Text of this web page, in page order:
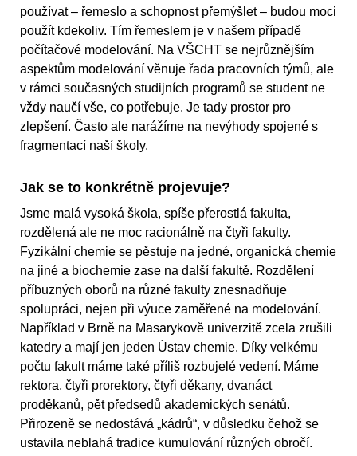
používat – řemeslo a schopnost přemýšlet – budou moci
použít kdekoliv. Tím řemeslem je v našem případě
počítačové modelování. Na VŠCHT se nejrůznějším
aspektům modelování věnuje řada pracovních týmů, ale
v rámci současných studijních programů se student ne
vždy naučí vše, co potřebuje. Je tady prostor pro
zlepšení. Často ale narážíme na nevýhody spojené s
fragmentací naší školy.
Jak se to konkrétně projevuje?
Jsme malá vysoká škola, spíše přerostlá fakulta,
rozdělená ale ne moc racionálně na čtyři fakulty.
Fyzikální chemie se pěstuje na jedné, organická chemie
na jiné a biochemie zase na další fakultě. Rozdělení
příbuzných oborů na různé fakulty znesnadňuje
spolupráci, nejen při výuce zaměřené na modelování.
Například v Brně na Masarykově univerzitě zcela zrušili
katedry a mají jen jeden Ústav chemie. Díky velkému
počtu fakult máme také příliš rozbujelé vedení. Máme
rektora, čtyři prorektory, čtyři děkany, dvanáct
proděkanů, pět předsedů akademických senátů.
Přirozeně se nedostává „kádrů“, v důsledku čehož se
ustavila neblahá tradice kumulování různých obročí.